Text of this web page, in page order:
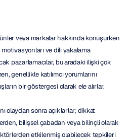
veya markalar hakkında konuşurken
motivasyonları ve dili yakalama
pazarlamacılar, bu aradaki ilişki çok
genellikle katılımcı yorumlarını
bir göstergesi olarak ele alırlar.
olaydan sonra açıklarlar; dikkat
bilişsel çabadan veya bilinçli olarak
etkilenmiş olabilecek tepkileri